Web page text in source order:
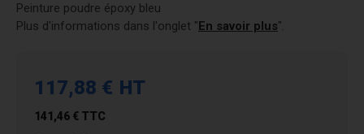
Peinture poudre époxy bleu
Plus d'informations dans l'onglet "En savoir plus".
117,88 € HT
141,46 € TTC